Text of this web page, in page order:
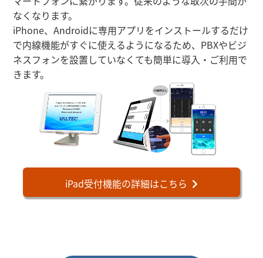
なくなります。
iPhone、Androidに専用アプリをインストールするだけ
で内線機能がすぐに使えるようになるため、PBXやビジ
ネスフォンを設置していなくても簡単に導入・ご利用で
きます。
iPad受付機能の詳細はこちら